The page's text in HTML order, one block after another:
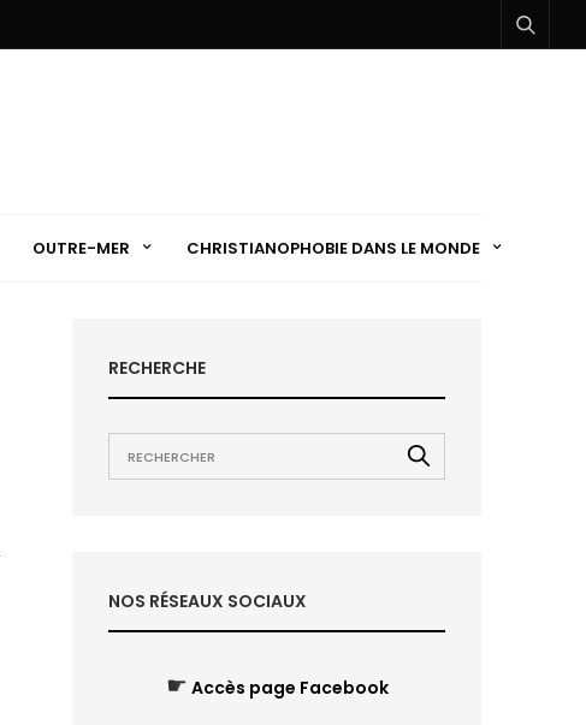
OUTRE-MER CHRISTIANOPHOBIE DANS LE MONDE
RECHERCHE
NOS RÉSEAUX SOCIAUX
☛ Accès page Facebook